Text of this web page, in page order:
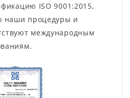
ISO 9001:2015,
наши процедуры и
международным